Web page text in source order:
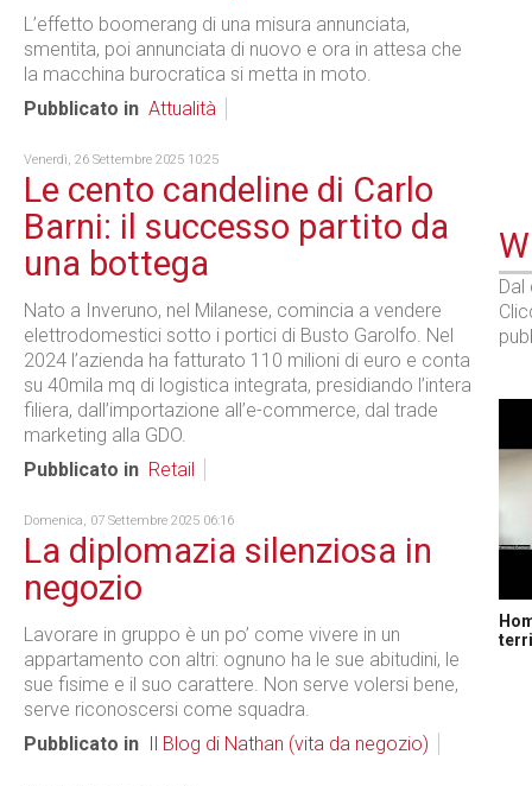
L’effetto boomerang di una misura annunciata,
smentita, poi annunciata di nuovo e ora in attesa che
la macchina burocratica si metta in moto.
Pubblicato in Attualità
Venerdì, 26 Settembre 2025 10:25
Le cento candeline di Carlo
Barni: il successo partito da
una bottega
Nato a Inveruno, nel Milanese, comincia a vendere
elettrodomestici sotto i portici di Busto Garolfo. Nel
2024 l’azienda ha fatturato 110 milioni di euro e conta
su 40mila mq di logistica integrata, presidiando l’intera
filiera, dall’importazione all’e-commerce, dal trade
marketing alla GDO.
Pubblicato in Retail
Domenica, 07 Settembre 2025 06:16
La diplomazia silenziosa in
negozio
Lavorare in gruppo è un po’ come vivere in un
appartamento con altri: ognuno ha le sue abitudini, le
sue fisime e il suo carattere. Non serve volersi bene,
serve riconoscersi come squadra.
Pubblicato in
Il Blog di Nathan (vita da negozio)